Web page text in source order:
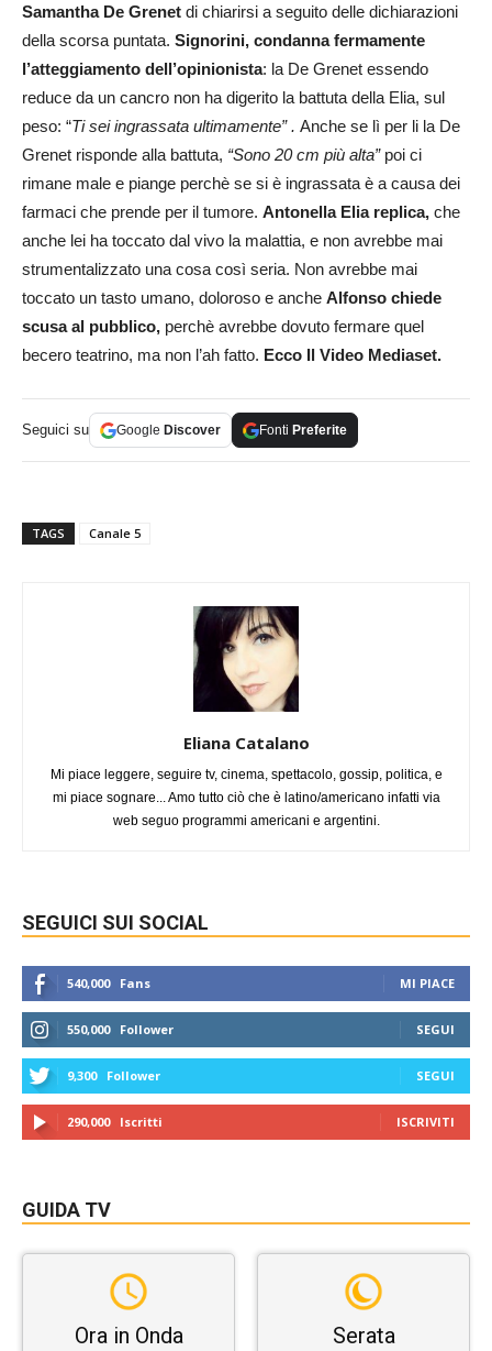
Samantha De Grenet di chiarirsi a seguito delle dichiarazioni
della scorsa puntata. Signorini, condanna fermamente
l’atteggiamento dell’opinionista: la De Grenet essendo
reduce da un cancro non ha digerito la battuta della Elia, sul
peso: “Ti sei ingrassata ultimamente” . Anche se lì per li la De
Grenet risponde alla battuta, “Sono 20 cm più alta” poi ci
rimane male e piange perchè se si è ingrassata è a causa dei
farmaci che prende per il tumore. Antonella Elia replica, che
anche lei ha toccato dal vivo la malattia, e non avrebbe mai
strumentalizzato una cosa così seria. Non avrebbe mai
toccato un tasto umano, doloroso e anche Alfonso chiede
scusa al pubblico, perchè avrebbe dovuto fermare quel
becero teatrino, ma non l’ah fatto. Ecco Il Video Mediaset.
Seguici su Google Discover Fonti Preferite
TAGS Canale 5
Eliana Catalano
Mi piace leggere, seguire tv, cinema, spettacolo, gossip, politica, e
mi piace sognare... Amo tutto ciò che è latino/americano infatti via
web seguo programmi americani e argentini.
SEGUICI SUI SOCIAL
540,000 Fans MI PIACE
550,000 Follower SEGUI
9,300 Follower SEGUI
290,000 Iscritti ISCRIVITI
GUIDA TV
Ora in Onda Serata